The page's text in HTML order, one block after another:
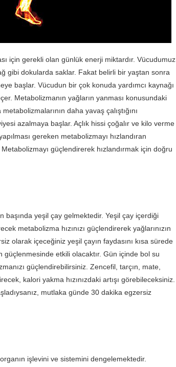
için gerekli olan günlük enerji miktardır. Vücudumuz
gibi dokularda saklar. Fakat belirli bir yaştan sonra
başlar. Vücudun bir çok konuda yardımcı kaynağı
Metabolizmanın yağların yanması konusundaki
daha yavaş çalıştığını
azalmaya başlar. Açlık hissi çoğalır ve kilo verme
gereken metabolizmayı hızlandıran
güçlendirerek hızlandırmak için doğru
başında yeşil çay gelmektedir. Yeşil çay içerdiği
metabolizma hızınızı güçlendirerek yağlarınızın
olarak içeceğiniz yeşil çayın faydasını kısa sürede
güçlenmesinde etkili olacaktır. Gün içinde bol su
güçlendirebilirsiniz. Zencefil, tarçın, mate,
kalori yakma hızınızdaki artışı görebileceksiniz.
mutlaka günde 30 dakika egzersiz
işlevini ve sistemini dengelemektedir.